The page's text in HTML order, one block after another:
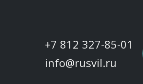
+7 812 327-85-01
info@rusvil.ru